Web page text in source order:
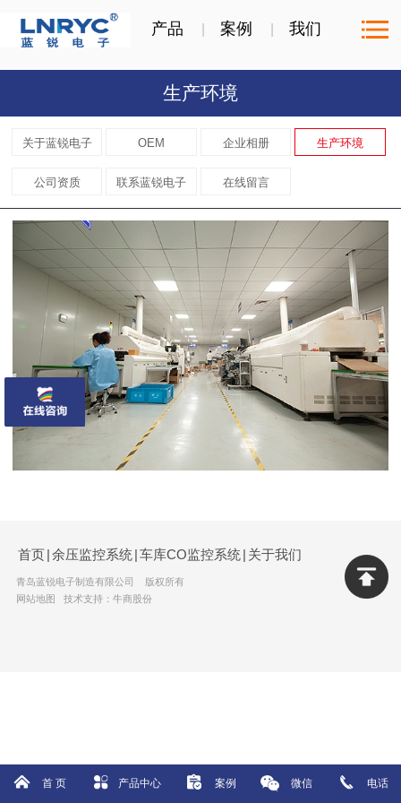
产品 案例 我们
生产环境
关于蓝锐电子 OEM 企业相册 生产环境
公司资质 联系蓝锐电子 在线留言
首页 余压监控系统 车库CO监控系统 关于我们
青岛蓝锐电子制造有限公司 版权所有
网站地图
技术支持：牛商股份
首 页 产品中心 案例 微信 电话